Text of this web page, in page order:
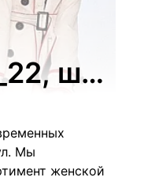
Мы
женской